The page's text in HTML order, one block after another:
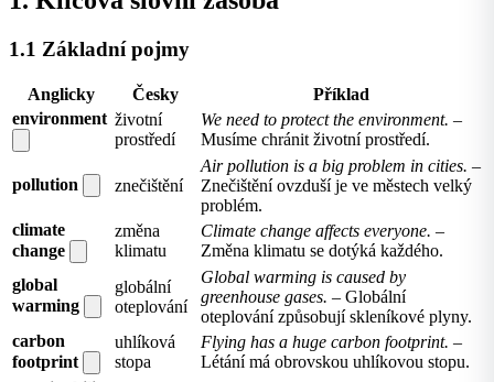
1.1 Základní pojmy
Anglicky Česky
Příklad
environment životní
prostředí
We need to protect the environment. –
Musíme chránit životní prostředí.
pollution znečištění
Air pollution is a big problem in cities. –
Znečištění ovzduší je ve městech velký
problém.
climate
change
změna
klimatu
Climate change affects everyone. –
Změna klimatu se dotýká každého.
global
warming
globální
oteplování
Global warming is caused by
greenhouse gases. – Globální
oteplování způsobují skleníkové plyny.
carbon
footprint
uhlíková
stopa
Flying has a huge carbon footprint. –
Létání má obrovskou uhlíkovou stopu.